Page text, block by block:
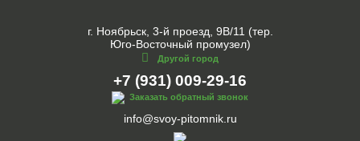
г. Ноябрьск, 3-й проезд, 9В/11 (тер.
Юго-Восточный промузел)
Другой город
+7 (931) 009-29-16
Заказать обратный звонок
info@svoy-pitomnik.ru